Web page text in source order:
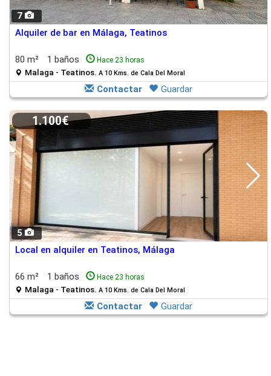
7
Alquiler de bar en Málaga, Teatinos
80 m² 1 baños Hace 23 horas
Malaga - Teatinos. A 10 Kms. de Cala Del Moral
Contactar Guardar
5
1.100€
Local en alquiler en Teatinos, Málaga
66 m² 1 baños Hace 23 horas
Malaga - Teatinos. A 10 Kms. de Cala Del Moral
Contactar Guardar